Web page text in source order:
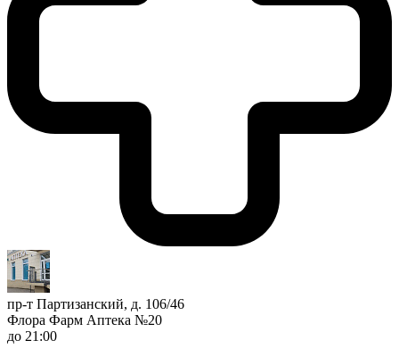
пр-т Партизанский, д. 106/46
Флора Фарм Аптека №20
до 21:00